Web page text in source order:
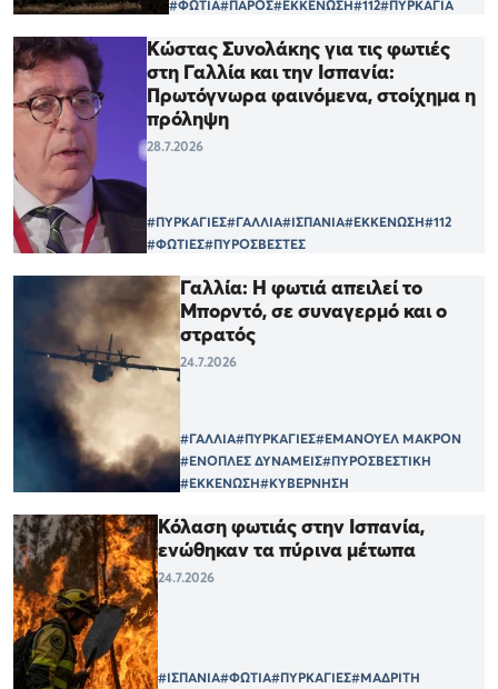
#ΦΩΤΙΑ#ΠΑΡΟΣ#ΕΚΚΕΝΩΣΗ#112#ΠΥΡΚΑΓΙΑ
Κώστας Συνολάκης για τις φωτιές
στη Γαλλία και την Ισπανία:
Πρωτόγνωρα φαινόμενα, στοίχημα η
πρόληψη
28.7.2026
#ΠΥΡΚΑΓΙΕΣ#ΓΑΛΛΙΑ#ΙΣΠΑΝΙΑ#ΕΚΚΕΝΩΣΗ#112
#ΦΩΤΙΕΣ#ΠΥΡΟΣΒΕΣΤΕΣ
Γαλλία: Η φωτιά απειλεί το
Μπορντό, σε συναγερμό και ο
στρατός
24.7.2026
#ΓΑΛΛΙΑ#ΠΥΡΚΑΓΙΕΣ#ΕΜΑΝΟΥΕΛ ΜΑΚΡΟΝ
#ΕΝΟΠΛΕΣ ΔΥΝΑΜΕΙΣ#ΠΥΡΟΣΒΕΣΤΙΚΗ
#ΕΚΚΕΝΩΣΗ#ΚΥΒΕΡΝΗΣΗ
Κόλαση φωτιάς στην Ισπανία,
ενώθηκαν τα πύρινα μέτωπα
24.7.2026
#ΙΣΠΑΝΙΑ#ΦΩΤΙΑ#ΠΥΡΚΑΓΙΕΣ#ΜΑΔΡΙΤΗ